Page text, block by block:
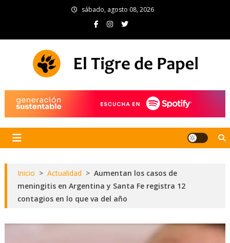
sábado, agosto 08, 2026
Inicio > Actualidad > Aumentan los casos de
meningitis en Argentina y Santa Fe registra 12
contagios en lo que va del año